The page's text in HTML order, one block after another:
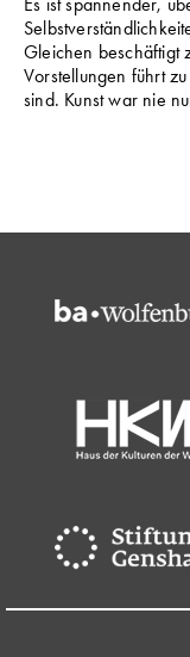
Gleichen beschäftigt
Vorstellungen führt
sind. Kunst war nie